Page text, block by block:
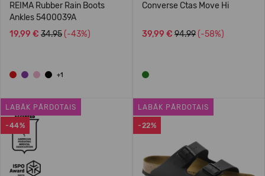
REIMA Rubber Rain Boots
Ankles 5400039A
19,99 € 34.95 (-43%)
+1
Converse Ctas Move Hi
39,99 € 94.99 (-58%)
-44%
LABĀK PĀRDOTAIS
-22%
LABĀK PĀRDOTAIS